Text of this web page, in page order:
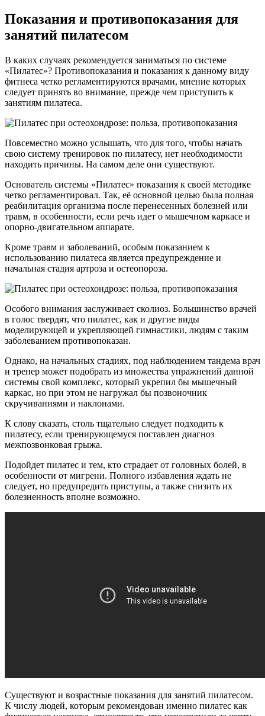
Показания и противопоказания для
занятий пилатесом
В каких случаях рекомендуется заниматься по системе
«Пилатес»? Противопоказания и показания к данному виду
фитнеса четко регламентируются врачами, мнение которых
следует принять во внимание, прежде чем приступить к
занятиям пилатеса.
Повсеместно можно услышать, что для того, чтобы начать
свою систему тренировок по пилатесу, нет необходимости
находить причины. На самом деле они существуют.
Основатель системы «Пилатес» показания к своей методике
четко регламентировал. Так, её основной целью была полная
реабилитация организма после перенесенных болезней или
травм, в особенности, если речь идет о мышечном каркасе и
опорно-двигательном аппарате.
Кроме травм и заболеваний, особым показанием к
использованию пилатеса является предупреждение и
начальная стадия артроза и остеопороза.
Особого внимания заслуживает сколиоз. Большинство врачей
в голос твердят, что пилатес, как и другие виды
моделирующей и укрепляющей гимнастики, людям с таким
заболеванием противопоказан.
Однако, на начальных стадиях, под наблюдением тандема врач
и тренер может подобрать из множества упражнений данной
системы свой комплекс, который укрепил бы мышечный
каркас, но при этом не нагружал бы позвоночник
скручиваниями и наклонами.
К слову сказать, столь тщательно следует подходить к
пилатесу, если тренирующемуся поставлен диагноз
межпозвонковая грыжа.
Подойдет пилатес и тем, кто страдает от головных болей, в
особенности от мигрени. Полного избавления ждать не
следует, но предупредить приступы, а также снизить их
болезненность вполне возможно.
Существуют и возрастные показания для занятий пилатесом.
К числу людей, которым рекомендован именно пилатес как